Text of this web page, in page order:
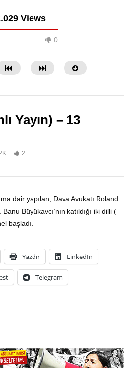
Views
0
Sendikal Hareket Ne
28TH NISAN 2021
Yayın) – 13
2
dair yapılan, Dava Avukatı Roland
Büyükavcı’nın katıldığı iki dilli (
başladı.
Yazdır LinkedIn
Telegram